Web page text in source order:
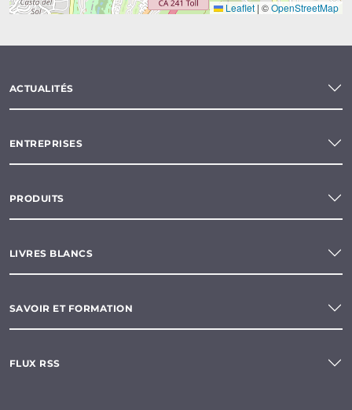
Leaflet | ©OpenStreetMap
ACTUALITÉS
ENTREPRISES
PRODUITS
LIVRES BLANCS
SAVOIR ET FORMATION
FLUX RSS